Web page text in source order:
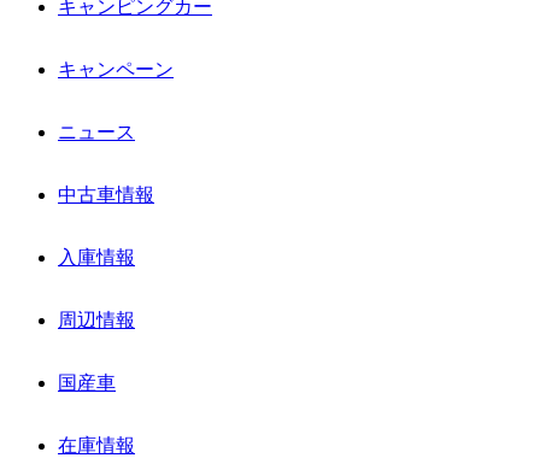
キャンピングカー
キャンペーン
ニュース
中古車情報
入庫情報
周辺情報
国産車
在庫情報